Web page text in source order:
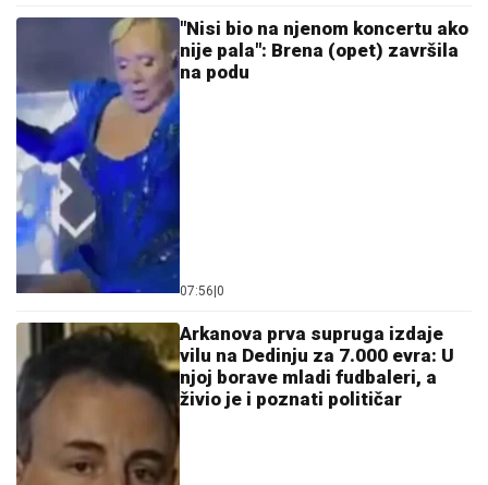
"Nisi bio na njenom koncertu ako
nije pala": Brena (opet) završila
na podu
07:56 0
Arkanova prva supruga izdaje
vilu na Dedinju za 7.000 evra: U
njoj borave mladi fudbaleri, a
živio je i poznati političar